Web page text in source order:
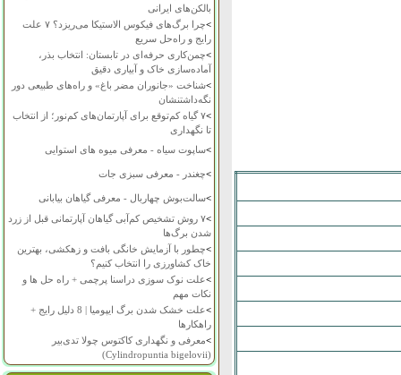
بالکن‌های ایرانی
>
چرا برگ‌های فیکوس الاستیکا می‌ریزد؟ ۷ علت
رایج و راه‌حل سریع
>چمن‌کاری حرفه‌ای در تابستان: انتخاب بذر،
آماده‌سازی خاک و آبیاری دقیق
>شناخت «جانوران مضر باغ» و راه‌های طبیعی دور
نگه‌داشتنشان
>
۷ گیاه کم‌توقع برای آپارتمان‌های کم‌نور؛ از انتخاب
تا نگهداری
>ساپوت سیاه - معرفی میوه های استوایی
>چغندر - معرفی سبزی جات
>سالت‌بوش چهاربال - معرفی گیاهان بیابانی
>
۷ روش تشخیص کم‌آبی گیاهان آپارتمانی قبل از زرد
شدن برگ‌ها
>چطور با آزمایش خانگی بافت و زهکشی، بهترین
خاک کشاورزی را انتخاب کنیم؟
>علت نوک سوزی دراسنا پرچمی + راه حل ها و
نکات مهم
>
علت خشک شدن برگ ایپومیا | 8 دلیل رایج +
راهکارها
>معرفی و نگهداری کاکتوس چولا تدی‌بیر
(Cylindropuntia bigelovii)